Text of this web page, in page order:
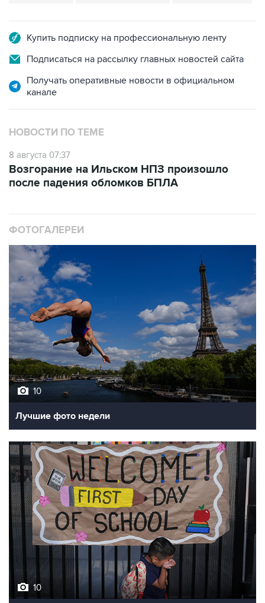
Купить подписку на профессиональную ленту
Подписаться на рассылку главных новостей сайта
Получать оперативные новости в официальном
канале
НОВОСТИ ПО ТЕМЕ
8 августа 07:37
Возгорание на Ильском НПЗ произошло
после падения обломков БПЛА
ФОТОГАЛЕРЕИ
10
Лучшие фото недели
10